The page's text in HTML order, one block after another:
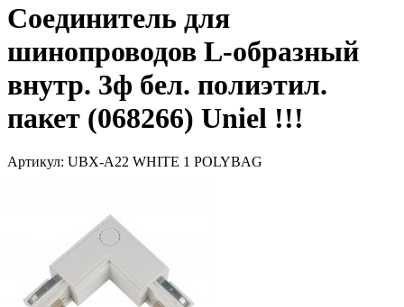
Соединитель для
шинопроводов L-образный
внутр. 3ф бел. полиэтил.
пакет (068266) Uniel !!!
Артикул: UBX-A22 WHITE 1 POLYBAG